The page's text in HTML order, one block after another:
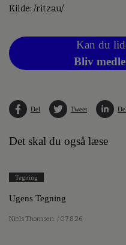
Kilde: /ritzau/
Kan du
Bliv
Del Tweet Del
Det skal du også læse
Tegning
Ugens Tegning
Niels Thomsen / 07.8.26